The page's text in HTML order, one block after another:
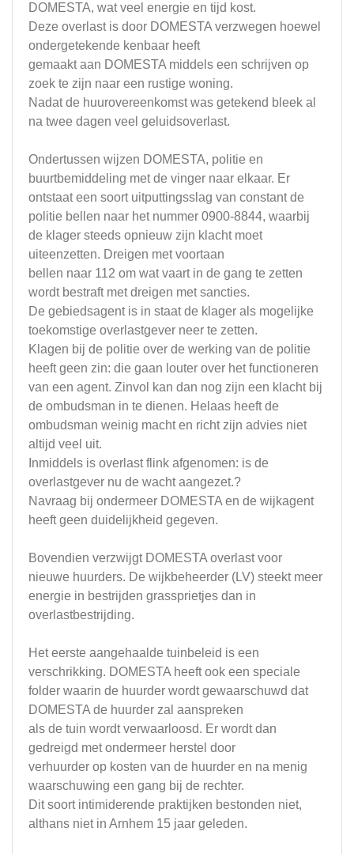
DOMESTA, wat veel energie en tijd kost.
Deze overlast is door DOMESTA verzwegen hoewel
ondergetekende kenbaar heeft
gemaakt aan DOMESTA middels een schrijven op
zoek te zijn naar een rustige woning.
Nadat de huurovereenkomst was getekend bleek al
na twee dagen veel geluidsoverlast.
Ondertussen wijzen DOMESTA, politie en
buurtbemiddeling met de vinger naar elkaar. Er
ontstaat een soort uitputtingsslag van constant de
politie bellen naar het nummer 0900-8844, waarbij
de klager steeds opnieuw zijn klacht moet
uiteenzetten. Dreigen met voortaan
bellen naar 112 om wat vaart in de gang te zetten
wordt bestraft met dreigen met sancties.
De gebiedsagent is in staat de klager als mogelijke
toekomstige overlastgever neer te zetten.
Klagen bij de politie over de werking van de politie
heeft geen zin: die gaan louter over het functioneren
van een agent. Zinvol kan dan nog zijn een klacht bij
de ombudsman in te dienen. Helaas heeft de
ombudsman weinig macht en richt zijn advies niet
altijd veel uit.
Inmiddels is overlast flink afgenomen: is de
overlastgever nu de wacht aangezet.?
Navraag bij ondermeer DOMESTA en de wijkagent
heeft geen duidelijkheid gegeven.
Bovendien verzwijgt DOMESTA overlast voor
nieuwe huurders. De wijkbeheerder (LV) steekt meer
energie in bestrijden grassprietjes dan in
overlastbestrijding.
Het eerste aangehaalde tuinbeleid is een
verschrikking. DOMESTA heeft ook een speciale
folder waarin de huurder wordt gewaarschuwd dat
DOMESTA de huurder zal aanspreken
als de tuin wordt verwaarloosd. Er wordt dan
gedreigd met ondermeer herstel door
verhuurder op kosten van de huurder en na menig
waarschuwing een gang bij de rechter.
Dit soort intimiderende praktijken bestonden niet,
althans niet in Arnhem 15 jaar geleden.